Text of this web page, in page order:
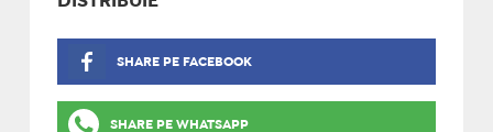
SHARE PE FACEBOOK
SHARE PE WHATSAPP